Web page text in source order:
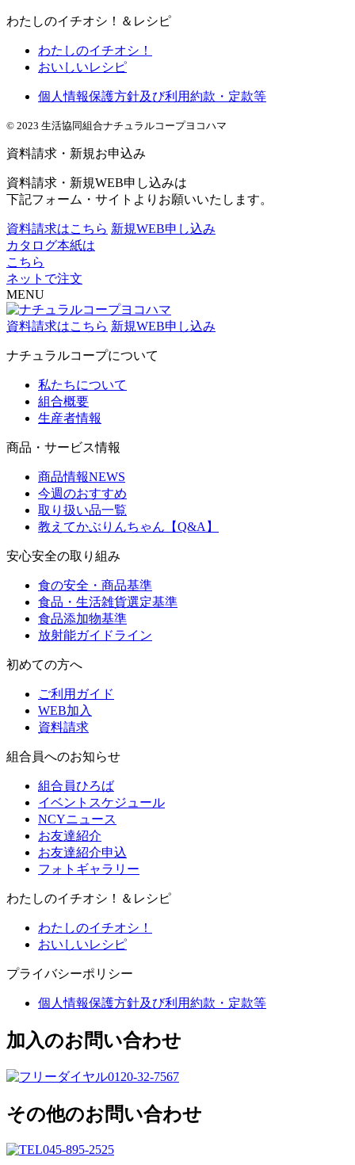
わたしのイチオシ！＆レシピ
わたしのイチオシ！
おいしいレシピ
個人情報保護方針及び利用約款・定款等
© 2023 生活協同組合ナチュラルコープヨコハマ
資料請求・新規お申込み
資料請求・新規WEB申し込みは
下記フォーム・サイトよりお願いいたします。
資料請求はこちら 新規WEB申し込み
カタログ本紙は
こちら
ネットで注文
MENU
資料請求はこちら 新規WEB申し込み
ナチュラルコープについて
私たちについて
組合概要
生産者情報
商品・サービス情報
商品情報NEWS
今週のおすすめ
取り扱い品一覧
教えてかぶりんちゃん【Q&A】
安心安全の取り組み
食の安全・商品基準
食品・生活雑貨選定基準
食品添加物基準
放射能ガイドライン
初めての方へ
ご利用ガイド
WEB加入
資料請求
組合員へのお知らせ
組合員ひろば
イベントスケジュール
NCYニュース
お友達紹介
お友達紹介申込
フォトギャラリー
わたしのイチオシ！＆レシピ
わたしのイチオシ！
おいしいレシピ
プライバシーポリシー
個人情報保護方針及び利用約款・定款等
加入のお問い合わせ
0120-32-7567
その他のお問い合わせ
045-895-2525